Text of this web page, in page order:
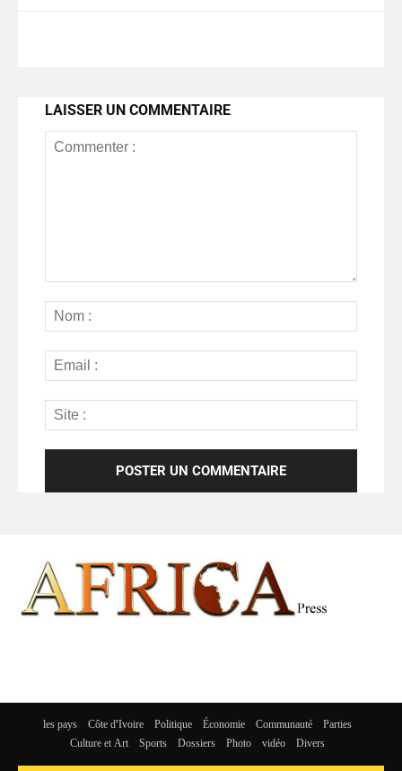
LAISSER UN COMMENTAIRE
les pays Côte d’Ivoire Politique Économie Communauté
Parties
Culture et Art
Sports Dossiers Photo vidéo Divers